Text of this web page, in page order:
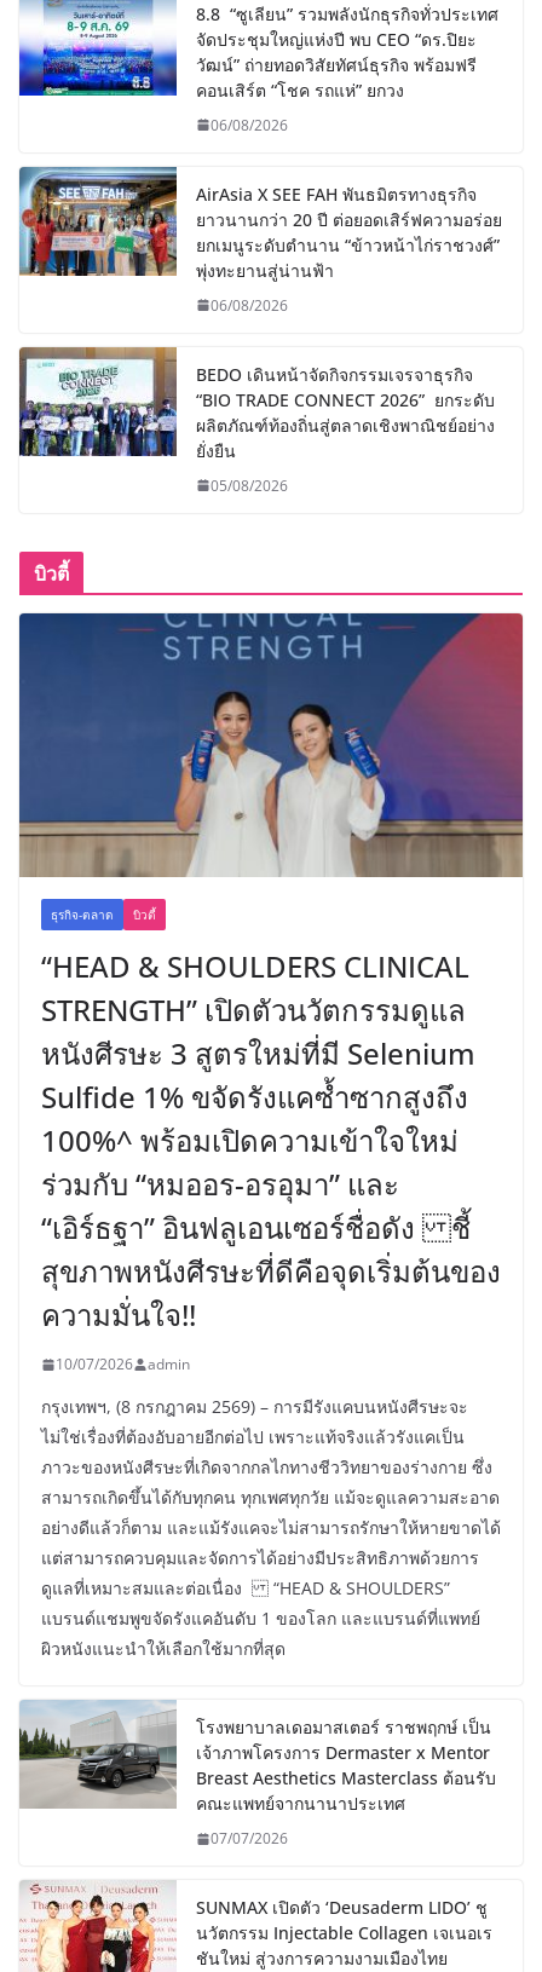
8.8 “ซูเลียน” รวมพลังนักธุรกิจทั่วประเทศ
จัดประชุมใหญ่แห่งปี พบ CEO “ดร.ปิยะ
วัฒน์” ถ่ายทอดวิสัยทัศน์ธุรกิจ พร้อมฟรี
คอนเสิร์ต “โชค รถแห่” ยกวง
06/08/2026
AirAsia X SEE FAH พันธมิตรทางธุรกิจ
ยาวนานกว่า 20 ปี ต่อยอดเสิร์ฟความอร่อย
ยกเมนูระดับตำนาน “ข้าวหน้าไก่ราชวงศ์”
พุ่งทะยานสู่น่านฟ้า
06/08/2026
BEDO เดินหน้าจัดกิจกรรมเจรจาธุรกิจ
“BIO TRADE CONNECT 2026” ยกระดับ
ผลิตภัณฑ์ท้องถิ่นสู่ตลาดเชิงพาณิชย์อย่าง
ยั่งยืน
05/08/2026
บิวตี้
ธุรกิจ-ตลาด บิวตี้
“HEAD & SHOULDERS CLINICAL
STRENGTH” เปิดตัวนวัตกรรมดูแล
หนังศีรษะ 3 สูตรใหม่ที่มี Selenium
Sulfide 1% ขจัดรังแคซ้ำซากสูงถึง
100%^ พร้อมเปิดความเข้าใจใหม่
ร่วมกับ “หมออร-อรอุมา” และ
“เอิร์ธฐา” อินฟลูเอนเซอร์ชื่อดัง ชี้
สุขภาพหนังศีรษะที่ดีคือจุดเริ่มต้นของ
ความมั่นใจ!!
10/07/2026 admin
กรุงเทพฯ, (8 กรกฎาคม 2569) – การมีรังแคบนหนังศีรษะจะ
ไม่ใช่เรื่องที่ต้องอับอายอีกต่อไป เพราะแท้จริงแล้วรังแคเป็น
ภาวะของหนังศีรษะที่เกิดจากกลไกทางชีววิทยาของร่างกาย ซึ่ง
สามารถเกิดขึ้นได้กับทุกคน ทุกเพศทุกวัย แม้จะดูแลความสะอาด
อย่างดีแล้วก็ตาม และแม้รังแคจะไม่สามารถรักษาให้หายขาดได้
แต่สามารถควบคุมและจัดการได้อย่างมีประสิทธิภาพด้วยการ
ดูแลที่เหมาะสมและต่อเนื่อง “HEAD & SHOULDERS”
แบรนด์แชมพูขจัดรังแคอันดับ 1 ของโลก และแบรนด์ที่แพทย์
ผิวหนังแนะนำให้เลือกใช้มากที่สุด
โรงพยาบาลเดอมาสเตอร์ ราชพฤกษ์ เป็น
เจ้าภาพโครงการ Dermaster x Mentor
Breast Aesthetics Masterclass ต้อนรับ
คณะแพทย์จากนานาประเทศ
07/07/2026
SUNMAX เปิดตัว ‘Deusaderm LIDO’ ชู
นวัตกรรม Injectable Collagen เจเนอเร
ชันใหม่ สู่วงการความงามเมืองไทย